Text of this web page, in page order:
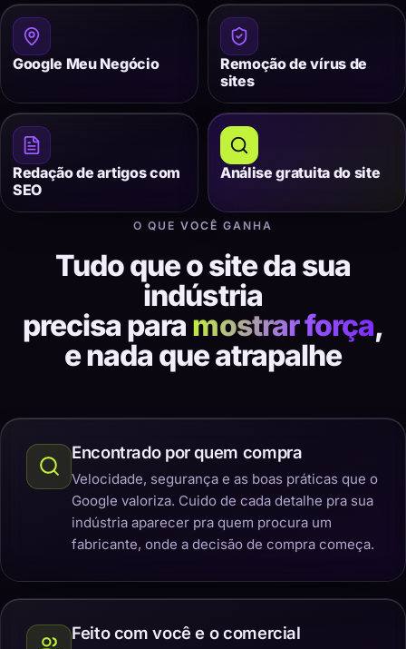
Google Meu Negócio
Remoção de vírus de
sites
Redação de artigos com
SEO
Análise gratuita do site
O QUE VOCÊ GANHA
Tudo que o site da sua
indústria
precisa para mostrar força,
e nada que atrapalhe
Encontrado por quem compra
Velocidade, segurança e as boas práticas que o
Google valoriza. Cuido de cada detalhe pra sua
indústria aparecer pra quem procura um
fabricante, onde a decisão de compra começa.
Feito com você e o comercial